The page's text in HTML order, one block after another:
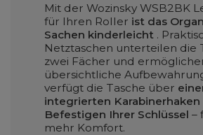
Mit der Wozinsky WSB2BK
für Ihren Roller ist das
Sachen kinderleicht .
Netztaschen unterteilen die
zwei Fächer und
übersichtliche
verfügt die Tasche über
integrierten Karabinerhaken
Befestigen Ihrer Schlüssel –
mehr Komfort.